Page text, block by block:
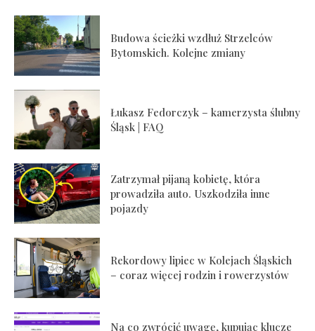
Budowa ścieżki wzdłuż Strzelców
Bytomskich. Kolejne zmiany
Łukasz Fedorczyk – kamerzysta ślubny
Śląsk | FAQ
Zatrzymał pijaną kobietę, która
prowadziła auto. Uszkodziła inne
pojazdy
Rekordowy lipiec w Kolejach Śląskich
– coraz więcej rodzin i rowerzystów
Na co zwrócić uwagę, kupując klucze